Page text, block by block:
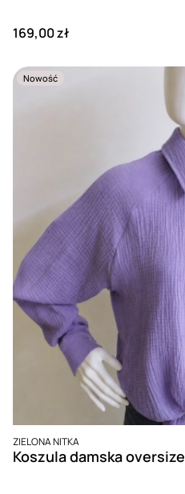
Cena
169,00 zł
Nowość
PRODUCENT
ZIELONA NITKA
Koszula damska